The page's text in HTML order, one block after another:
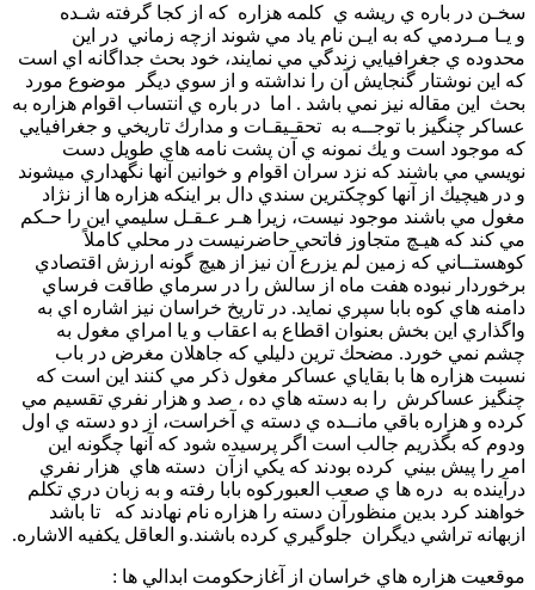
سخـن در باره ي ريشه ي كلمه هزاره كه از كجا گرفته شـده
و يـا مـردمي كه به ايـن نام ياد مي شوند ازچه زماني در اين
محدوده ي جغرافيايي زندگي مي نمايند، خود بحث جداگانه اي است
كه اين نوشتار گنجايش آن را نداشته و از سوي ديگر موضوع مورد
بحث اين مقاله نيز نمي باشد . اما در باره ي انتساب اقوام هزاره به
عساكر چنگيز با توجــه به تحقـيقـات و مدارك تاريخي و جغرافيايي
كه موجود است و يك نمونه ي آن پشت نامه هاي طويل دست
نويسي مي باشند كه نزد سران اقوام و خوانين آنها نگهداري ميشوند
و در هيچيك از آنها كوچكترين سندي دال بر اينكه هزاره ها از نژاد
مغول مي باشند موجود نيست، زيرا هـر عـقـل سليمي اين را حـكم
مي كند كه هيـچ متجاوز فاتحي حاضرنيست در محلي كاملاً
كوهستــاني كه زمين لم يزرع آن نيز از هيچ گونه ارزش اقتصادي
برخوردار نبوده هفت ماه از سالش را در سرماي طاقت فرساي
دامنه هاي كوه بابا سپري نمايد. در تاريخ خراسان نيز اشاره اي به
واگذاري اين بخش بعنوان اقطاع به اعقاب و يا امراي مغول به
چشم نمي خورد. مضحك ترين دليلي كه جاهلان مغرض در باب
نسبت هزاره ها با بقاياي عساكر مغول ذكر مي كنند اين است كه
چنگيز عساكرش را به دسته هاي ده ، صد و هزار نفري تقسيم مي
كرده و هزاره باقي مانــده ي دسته ي آخراست، از دو دسته ي اول
ودوم كه بگذريم جالب است اگر پرسيده شود كه آنها چگونه اين
امر را پيش بيني كرده بودند كه يكي ازآن دسته هاي هزار نفري
درآينده به دره ها ي صعب العبوركوه بابا رفته و به زبان دري تكلم
خواهند كرد بدين منظورآن دسته را هزاره نام نهادند كه تا باشد
ازبهانه تراشي ديگران جلوگيري كرده باشند.و العاقل يكفيه الاشاره.
موقعيت هزاره هاي خراسان از آغازحكومت ابدالي ها :